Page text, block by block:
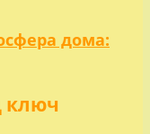
дома:
ключ